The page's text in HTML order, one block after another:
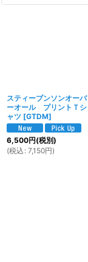
スティーブンソンオーバ
ーオール プリントＴシ
ャツ [GTDM]
6,500円(税別)
(税込 : 7,150円)